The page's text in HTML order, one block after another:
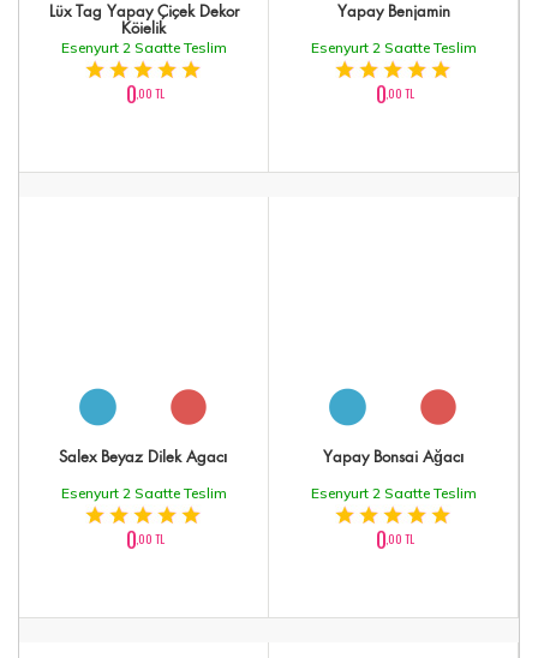
Lüx Tag Yapay Çiçek Dekor
Köielik
Esenyurt 2 Saatte Teslim
0,00 TL
Yapay Benjamin
Esenyurt 2 Saatte Teslim
0,00 TL
Salex Beyaz Dilek Agacı
Esenyurt 2 Saatte Teslim
0,00 TL
Yapay Bonsai Ağacı
Esenyurt 2 Saatte Teslim
0,00 TL